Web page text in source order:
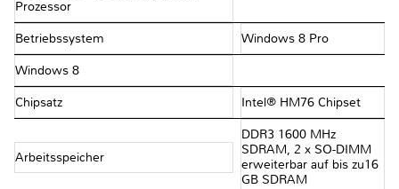
Prozessor
Betriebssystem Windows 8 Pro
Windows 8
Chipsatz Intel® HM76 Chipset
Arbeitsspeicher
DDR3 1600 MHz
SDRAM, 2 x SO-DIMM
erweiterbar auf bis zu16
GB SDRAM